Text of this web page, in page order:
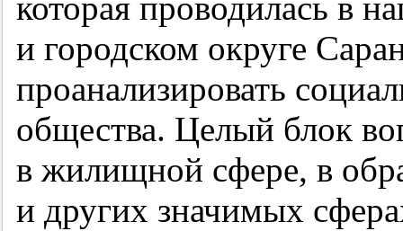
и городском округе
проанализировать
общества. Целый блок
в жилищной сфере, в
и других значимых